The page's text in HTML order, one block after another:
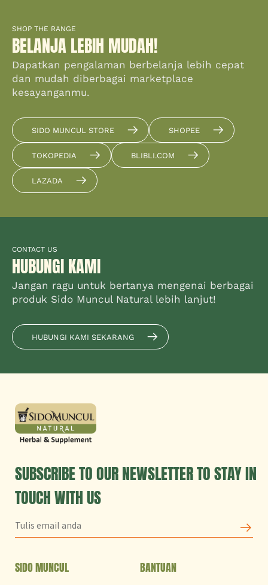
SHOP THE RANGE
BELANJA LEBIH MUDAH!
Dapatkan pengalaman berbelanja lebih cepat
dan mudah diberbagai marketplace
kesayanganmu.
SIDO MUNCUL STORE SHOPEE
TOKOPEDIA BLIBLI.COM
LAZADA
CONTACT US
HUBUNGI KAMI
Jangan ragu untuk bertanya mengenai berbagai
produk Sido Muncul Natural lebih lanjut!
HUBUNGI KAMI SEKARANG
SUBSCRIBE TO OUR NEWSLETTER TO STAY IN
TOUCH WITH US
SIDO MUNCUL BANTUAN